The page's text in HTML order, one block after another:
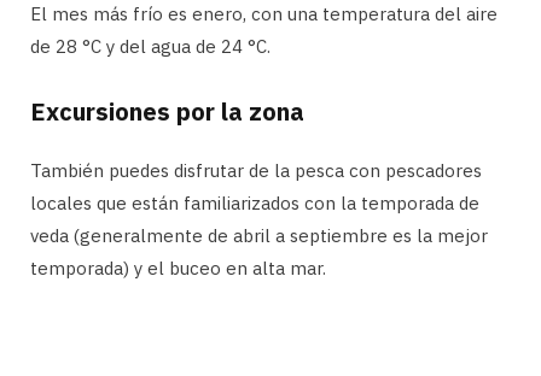
El mes más frío es enero, con una temperatura del aire
de 28 °C y del agua de 24 °C.
Excursiones por la zona
También puedes disfrutar de la pesca con pescadores
locales que están familiarizados con la temporada de
veda (generalmente de abril a septiembre es la mejor
temporada) y el buceo en alta mar.